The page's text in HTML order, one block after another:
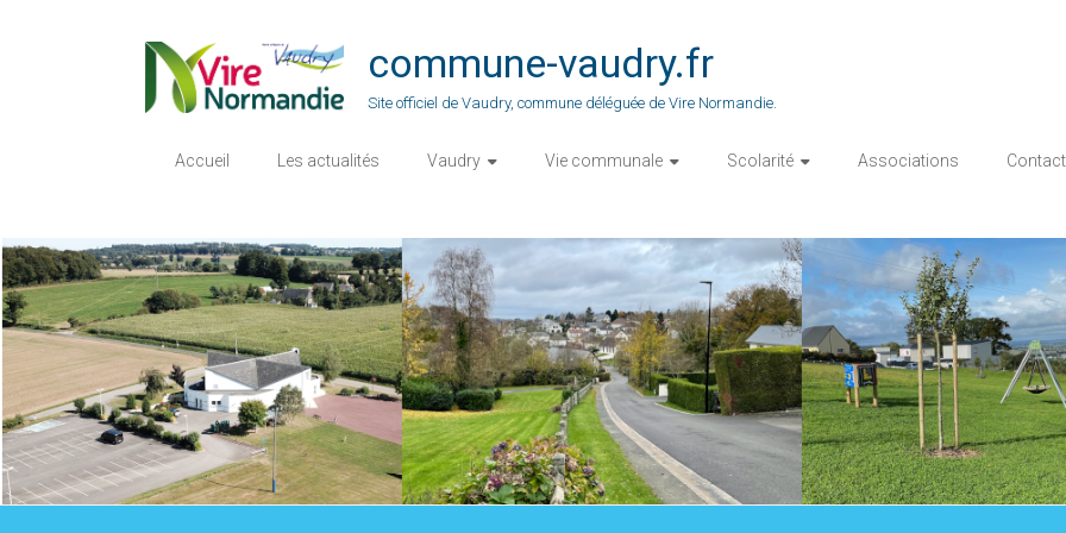
commune-vaudry.fr
Site officiel de Vaudry, commune déléguée de Vire Normandie.
Accueil Les actualités Vaudry Vie communale Scolarité Associations Contact